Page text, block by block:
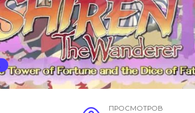
ПРОСМОТРОВ